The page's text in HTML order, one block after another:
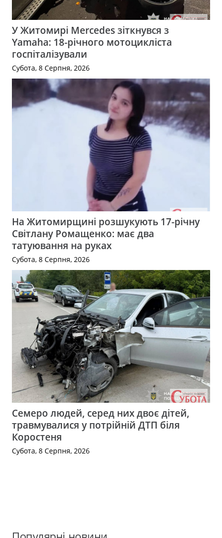
У Житомирі Mercedes зіткнувся з
Yamaha: 18-річного мотоцикліста
госпіталізували
Субота, 8 Серпня, 2026
На Житомирщині розшукують 17-річну
Світлану Ромащенко: має два
татуювання на руках
Субота, 8 Серпня, 2026
Семеро людей, серед них двоє дітей,
травмувалися у потрійній ДТП біля
Коростеня
Субота, 8 Серпня, 2026